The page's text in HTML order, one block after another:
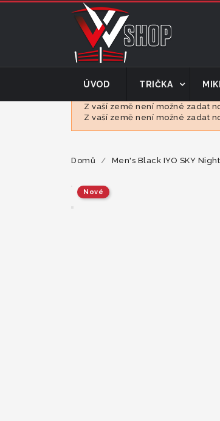
ÚVOD TRIČKA
Z vaší země není možné zadat
Z vaší země není možné zadat
Domů Men's Black IYO SKY
Nové